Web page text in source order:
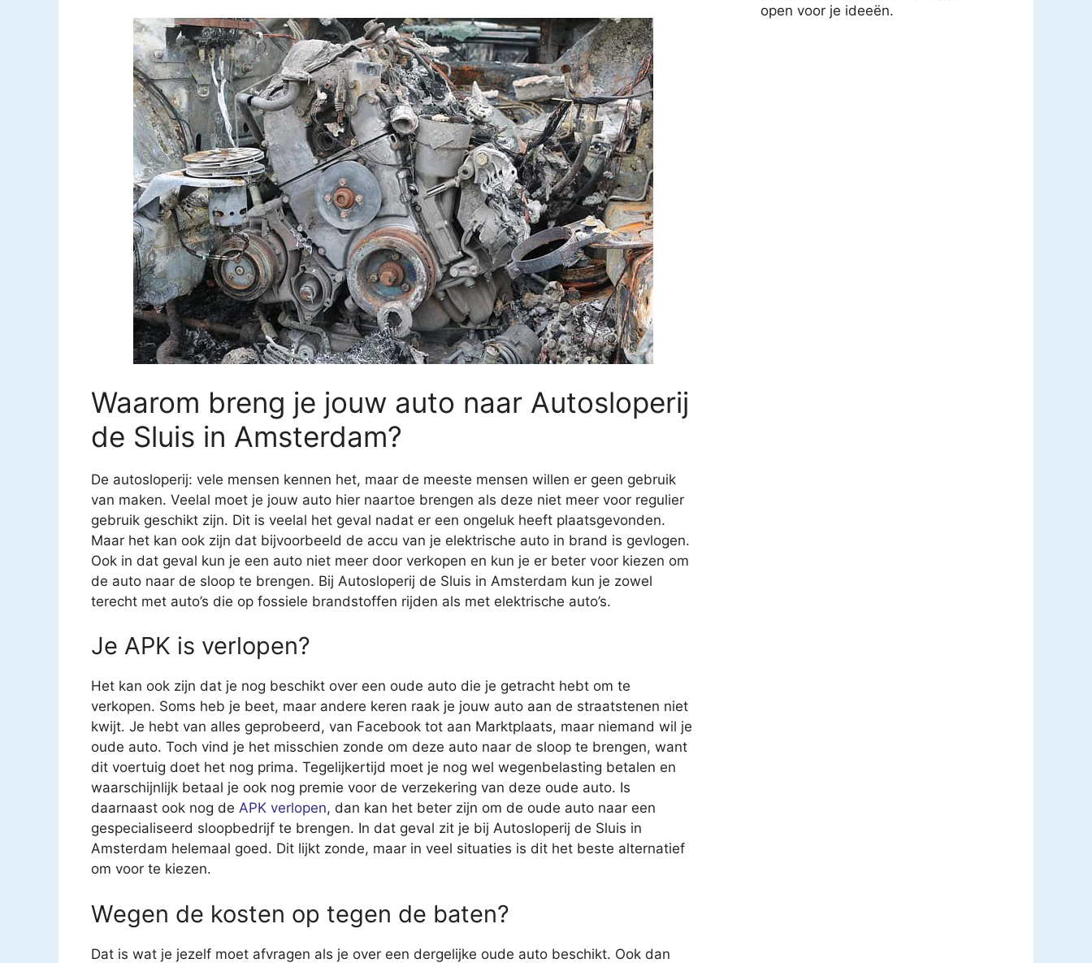
Waarom breng je jouw auto naar Autosloperij
de Sluis in Amsterdam?
De autosloperij: vele mensen kennen het, maar de meeste mensen willen er geen gebruik
van maken. Veelal moet je jouw auto hier naartoe brengen als deze niet meer voor regulier
gebruik geschikt zijn. Dit is veelal het geval nadat er een ongeluk heeft plaatsgevonden.
Maar het kan ook zijn dat bijvoorbeeld de accu van je elektrische auto in brand is gevlogen.
Ook in dat geval kun je een auto niet meer door verkopen en kun je er beter voor kiezen om
de auto naar de sloop te brengen. Bij Autosloperij de Sluis in Amsterdam kun je zowel
terecht met auto’s die op fossiele brandstoffen rijden als met elektrische auto’s.
Je APK is verlopen?
Het kan ook zijn dat je nog beschikt over een oude auto die je getracht hebt om te
verkopen. Soms heb je beet, maar andere keren raak je jouw auto aan de straatstenen niet
kwijt. Je hebt van alles geprobeerd, van Facebook tot aan Marktplaats, maar niemand wil je
oude auto. Toch vind je het misschien zonde om deze auto naar de sloop te brengen, want
dit voertuig doet het nog prima. Tegelijkertijd moet je nog wel wegenbelasting betalen en
waarschijnlijk betaal je ook nog premie voor de verzekering van deze oude auto. Is
daarnaast ook nog de APK verlopen, dan kan het beter zijn om de oude auto naar een
gespecialiseerd sloopbedrijf te brengen. In dat geval zit je bij Autosloperij de Sluis in
Amsterdam helemaal goed. Dit lijkt zonde, maar in veel situaties is dit het beste alternatief
om voor te kiezen.
Wegen de kosten op tegen de baten?
Dat is wat je jezelf moet afvragen als je over een dergelijke oude auto beschikt. Ook dan
open voor je ideeën.